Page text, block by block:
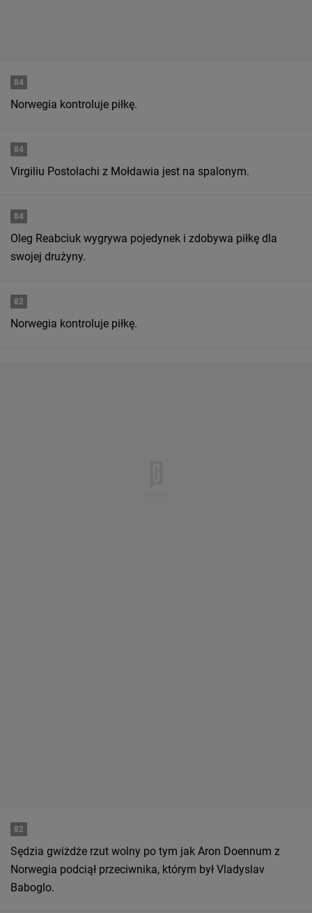
84
Norwegia kontroluje piłkę.
84
Virgiliu Postolachi z Mołdawia jest na spalonym.
84
Oleg Reabciuk wygrywa pojedynek i zdobywa piłkę dla
swojej drużyny.
82
Norwegia kontroluje piłkę.
82
Sędzia gwiżdże rzut wolny po tym jak Aron Doennum z
Norwegia podciął przeciwnika, którym był Vladyslav
Baboglo.